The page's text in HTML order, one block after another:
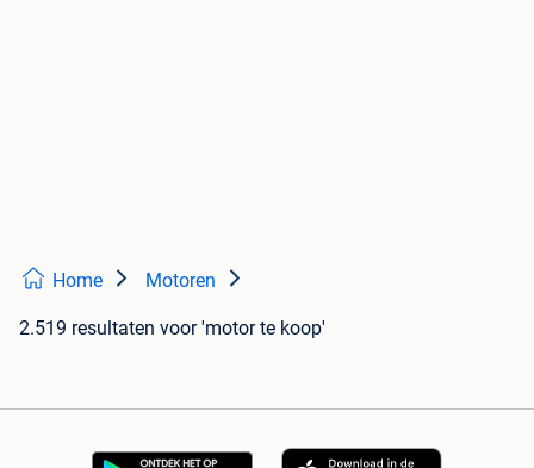
Home Motoren
2.519 resultaten voor 'motor te koop'